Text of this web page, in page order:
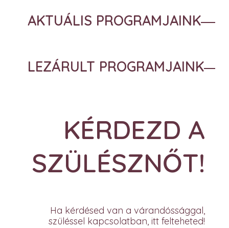
AKTUÁLIS PROGRAMJAINK
LEZÁRULT PROGRAMJAINK
KÉRDEZD A
SZÜLÉSZNŐT!
Ha kérdésed van a várandóssággal,
szüléssel kapcsolatban, itt felteheted!